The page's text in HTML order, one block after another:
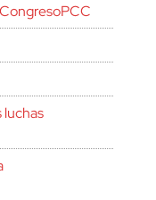
luchas